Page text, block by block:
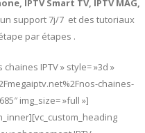
IPTV Smart TV, IPTV MAG,
support 7j/7 et des tutoriaux
par étapes .
IPTV » style= »3d »
chaines-
img_size= »full »]